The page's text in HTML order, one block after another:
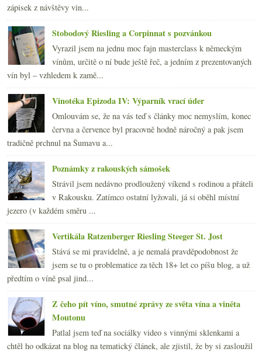
zápisek z návštěvy vin...
Stobodový Riesling a Corpinnat s pozvánkou
Vyrazil jsem na jednu moc fajn masterclass k německým
vínům, určitě o ní bude ještě řeč, a jedním z prezentovaných
vín byl – vzhledem k zamě...
Vinotéka Epizoda IV: Výparník vrací úder
Omlouvám se, že na vás teď s články moc nemyslím, konec
června a července byl pracovně hodně náročný a pak jsem
tradičně prchnul na Šumavu a...
Poznámky z rakouských sámošek
Strávil jsem nedávno prodloužený víkend s rodinou a přáteli
v Rakousku. Zatímco ostatní lyžovali, já si oběhl místní
jezero (v každém směru ...
Vertikála Ratzenberger Riesling Steeger St. Jost
Stává se mi pravidelně, a je nemalá pravděpodobnost že
jsem se tu o problematice za těch 18+ let co píšu blog, a už
předtím o víně psal jind...
Z čeho pít víno, smutné zprávy ze světa vína a viněta
Moutonu
Patlal jsem teď na sociálky video s vinnými sklenkami a
chtěl ho odkázat na blog na tematický článek, ale zjistil, že by si zasloužil